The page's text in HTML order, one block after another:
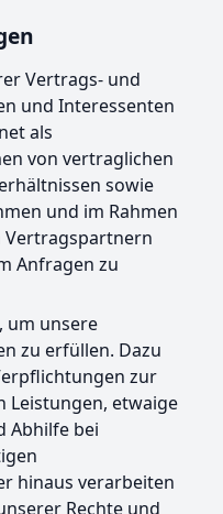
Vertrags- und
und Interessenten
als
von vertraglichen
sowie
und im Rahmen
Anfragen zu
um unsere
zu erfüllen. Dazu
zur
Leistungen, etwaige
Abhilfe bei
hinaus verarbeiten
Rechte und